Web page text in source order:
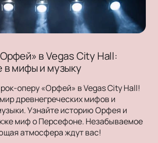
в Vegas City Hall:
в мифы и музыку
оперу «Орфей» в Vegas City Hall!
древнегреческих мифов и
Узнайте историю Орфея и
миф о Персефоне. Незабываемое
атмосфера ждут вас!